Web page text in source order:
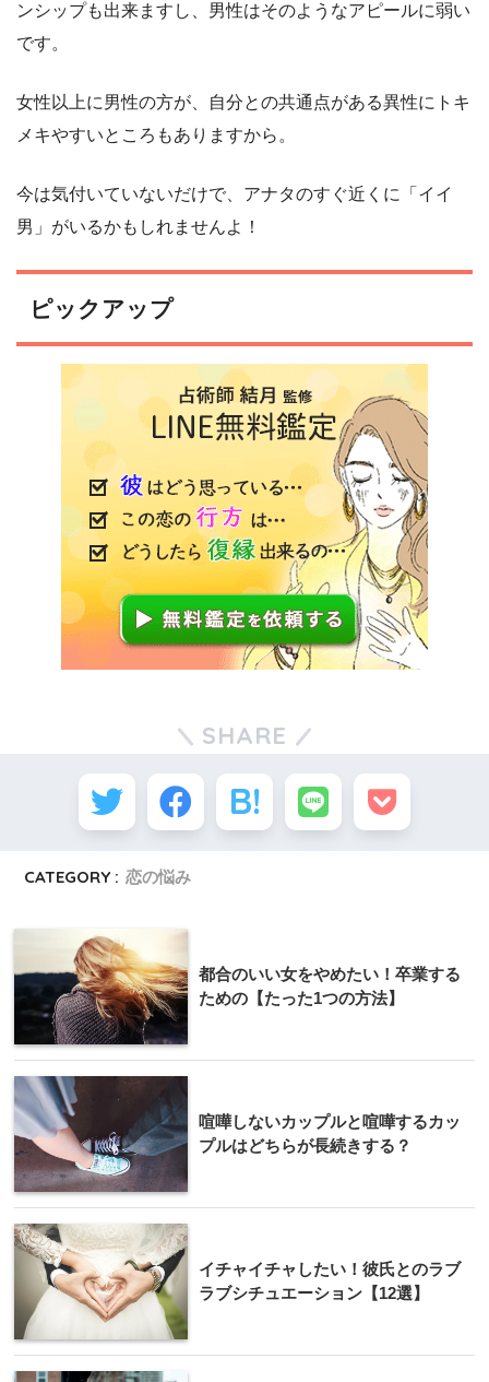
ンシップも出来ますし、男性はそのようなアピールに弱い
です。
女性以上に男性の方が、自分との共通点がある異性にトキ
メキやすいところもありますから。
今は気付いていないだけで、アナタのすぐ近くに「イイ
男」がいるかもしれませんよ！
ピックアップ
SHARE
CATEGORY : 恋の悩み
都合のいい女をやめたい！卒業する
ための【たった1つの方法】
喧嘩しないカップルと喧嘩するカッ
プルはどちらが長続きする？
イチャイチャしたい！彼氏とのラブ
ラブシチュエーション【12選】